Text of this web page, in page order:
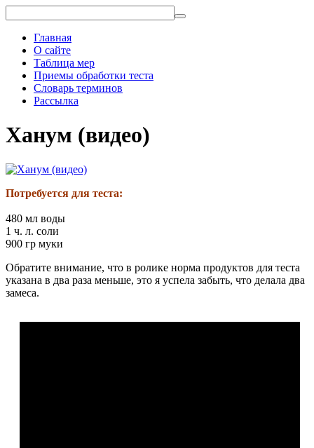
Главная
О сайте
Таблица мер
Приемы обработки теста
Словарь терминов
Рассылка
Ханум (видео)
Потребуется для теста:
480 мл воды
1 ч. л. соли
900 гр муки
Обратите внимание, что в ролике норма продуктов для теста
указана в два раза меньше, это я успела забыть, что делала два
замеса.